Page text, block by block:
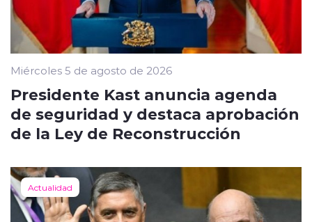
Miércoles 5 de agosto de 2026
Presidente Kast anuncia agenda
de seguridad y destaca aprobación
de la Ley de Reconstrucción
Actualidad